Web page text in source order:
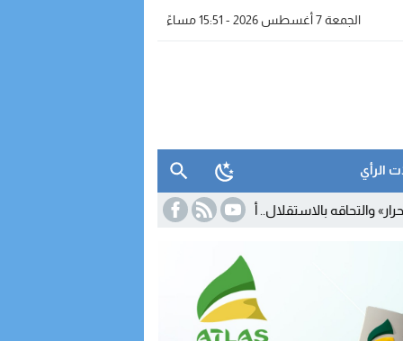
الجمعة 7 أغسطس 2026 - 15:51 مساءً
الرأي
أمبارك حمية يستقيل من البرلمان والمحكمة الدستورية تعلن